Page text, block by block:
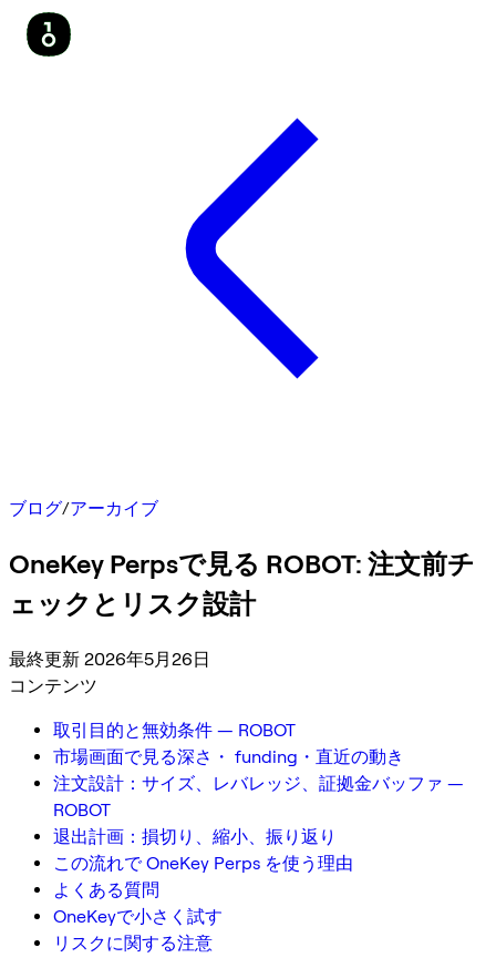
ブログ/アーカイブ
OneKey Perpsで見る ROBOT: 注文前チ
ェックとリスク設計
最終更新 2026年5月26日
コンテンツ
取引目的と無効条件 — ROBOT
市場画面で見る深さ・ funding・直近の動き
注文設計：サイズ、レバレッジ、証拠金バッファ —
ROBOT
退出計画：損切り、縮小、振り返り
この流れで OneKey Perps を使う理由
よくある質問
OneKeyで小さく試す
リスクに関する注意